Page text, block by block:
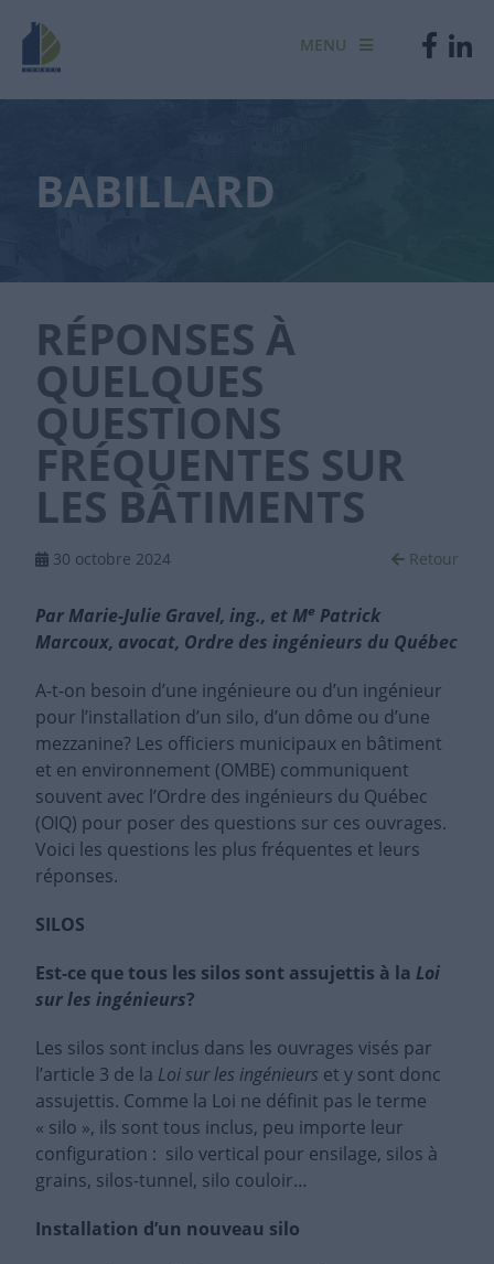
MENU
BABILLARD
RÉPONSES À
QUELQUES
QUESTIONS
FRÉQUENTES SUR
LES BÂTIMENTS
30 octobre 2024 Retour
Par Marie-Julie Gravel, ing., et Me Patrick
Marcoux, avocat, Ordre des ingénieurs du Québec
A-t-on besoin d’une ingénieure ou d’un ingénieur
pour l’installation d’un silo, d’un dôme ou d’une
mezzanine? Les officiers municipaux en bâtiment
et en environnement (OMBE) communiquent
souvent avec l’Ordre des ingénieurs du Québec
(OIQ) pour poser des questions sur ces ouvrages.
Voici les questions les plus fréquentes et leurs
réponses.
SILOS
Est-ce que tous les silos sont assujettis à la Loi
sur les ingénieurs?
Les silos sont inclus dans les ouvrages visés par
l’article 3 de la Loi sur les ingénieurs et y sont donc
assujettis. Comme la Loi ne définit pas le terme
« silo », ils sont tous inclus, peu importe leur
configuration : silo vertical pour ensilage, silos à
grains, silos-tunnel, silo couloir…
Installation d’un nouveau silo